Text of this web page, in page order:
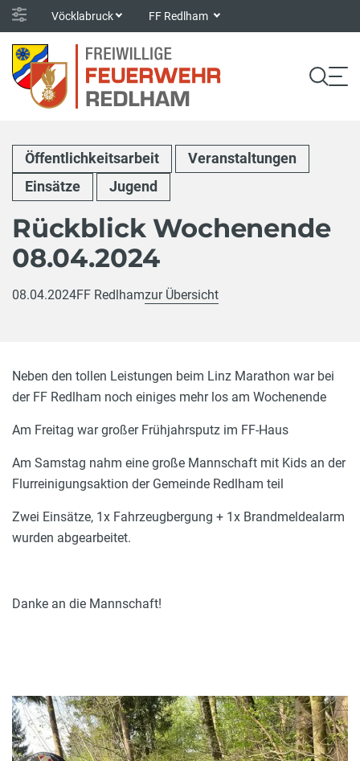
Vöcklabruck FF Redlham
Öffentlichkeitsarbeit
Veranstaltungen
Einsätze
Jugend
Rückblick Wochenende
08.04.2024
08.04.2024FF Redlhamzur Übersicht
Neben den tollen Leistungen beim Linz Marathon war bei
der FF Redlham noch einiges mehr los am Wochenende
Am Freitag war großer Frühjahrsputz im FF-Haus
Am Samstag nahm eine große Mannschaft mit Kids an der
Flurreinigungsaktion der Gemeinde Redlham teil
Zwei Einsätze, 1x Fahrzeugbergung + 1x Brandmeldealarm
wurden abgearbeitet.
Danke an die Mannschaft!